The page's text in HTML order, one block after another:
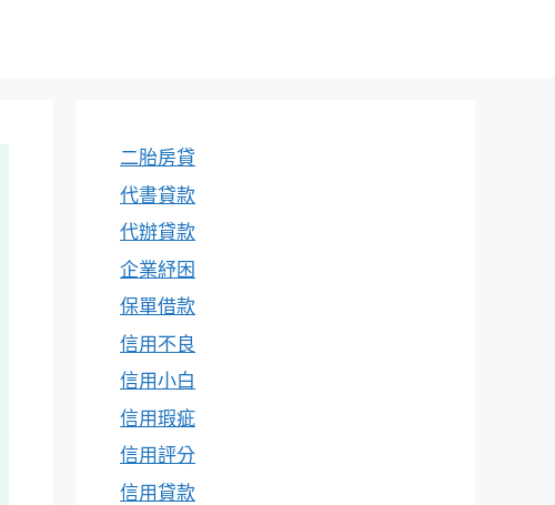
二胎房貸
代書貸款
代辦貸款
企業紓困
保單借款
信用不良
信用小白
信用瑕疵
信用評分
信用貸款